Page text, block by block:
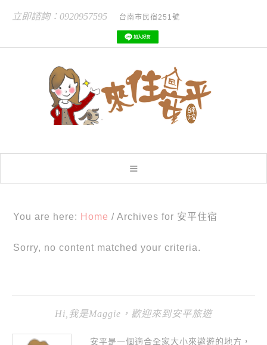
立即諮詢：0920957595 台南市民宿251號
You are here: Home / Archives for 安平住宿
Sorry, no content matched your criteria.
Hi,我是Maggie，歡迎來到安平旅遊
安平是一個適合全家大小來遨遊的地方，